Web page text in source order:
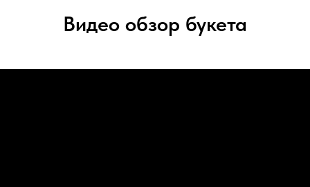
Видео обзор букета